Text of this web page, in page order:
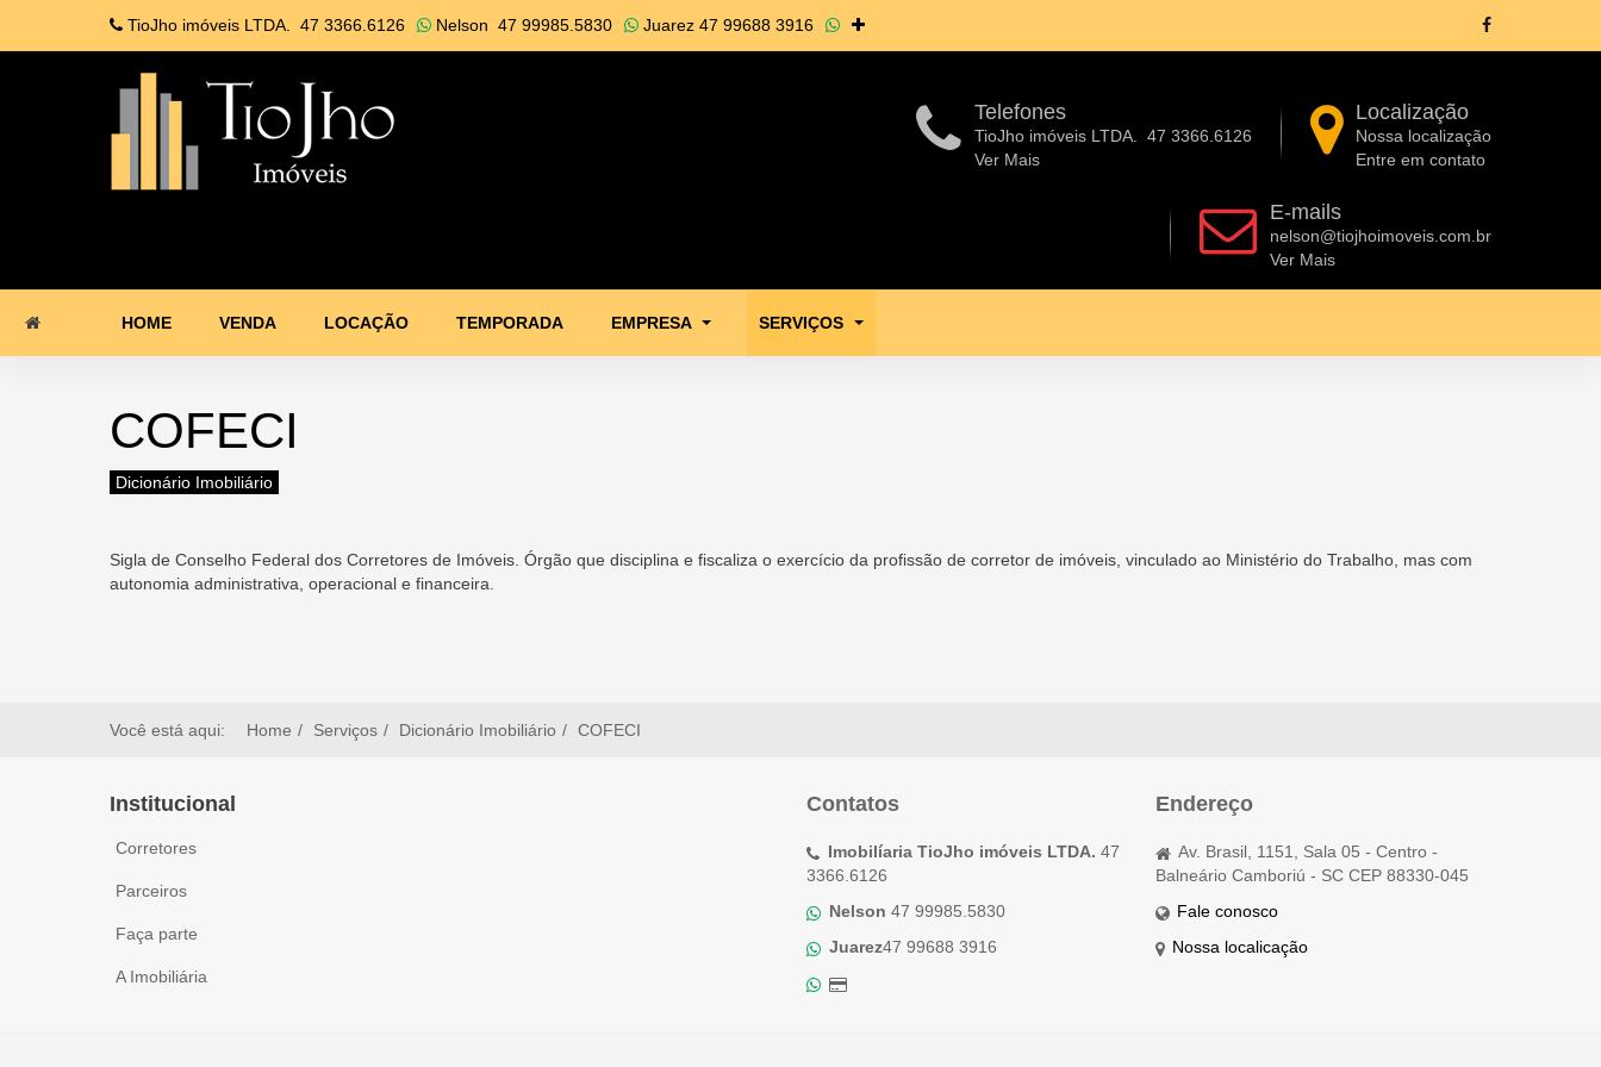
TioJho imóveis LTDA. 47 3366.6126 Nelson 47 99985.5830 Juarez 47 99688 3916
Telefones
TioJho imóveis LTDA.
47 3366.6126
Ver Mais
Localização
Nossa localização
Entre em contato
E-mails
nelson@tiojhoimoveis.com.br
Ver Mais
HOME VENDA LOCAÇÃO TEMPORADA EMPRESA SERVIÇOS
COFECI
Dicionário Imobiliário
Sigla de Conselho Federal dos Corretores de Imóveis. Órgão que disciplina e fiscaliza o exercício da profissão de corretor de imóveis, vinculado ao Ministério do Trabalho, mas com
autonomia administrativa, operacional e financeira.
Você está aqui: Home Serviços Dicionário Imobiliário COFECI
Institucional
Corretores
Parceiros
Faça parte
A Imobiliária
Contatos
Imobilíaria TioJho imóveis LTDA. 47
3366.6126
Nelson 47 99985.5830
Juarez47 99688 3916
Endereço
Av. Brasil, 1151, Sala 05 - Centro -
Balneário Camboriú - SC CEP 88330-045
Fale conosco
Nossa localicação